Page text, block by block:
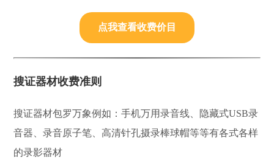
点我查看收费价目
搜证器材收费准则
搜证器材包罗万象例如：手机万用录音线、隐藏式USB录
音器、录音原子笔、高清针孔摄录棒球帽等等有各式各样
的录影器材